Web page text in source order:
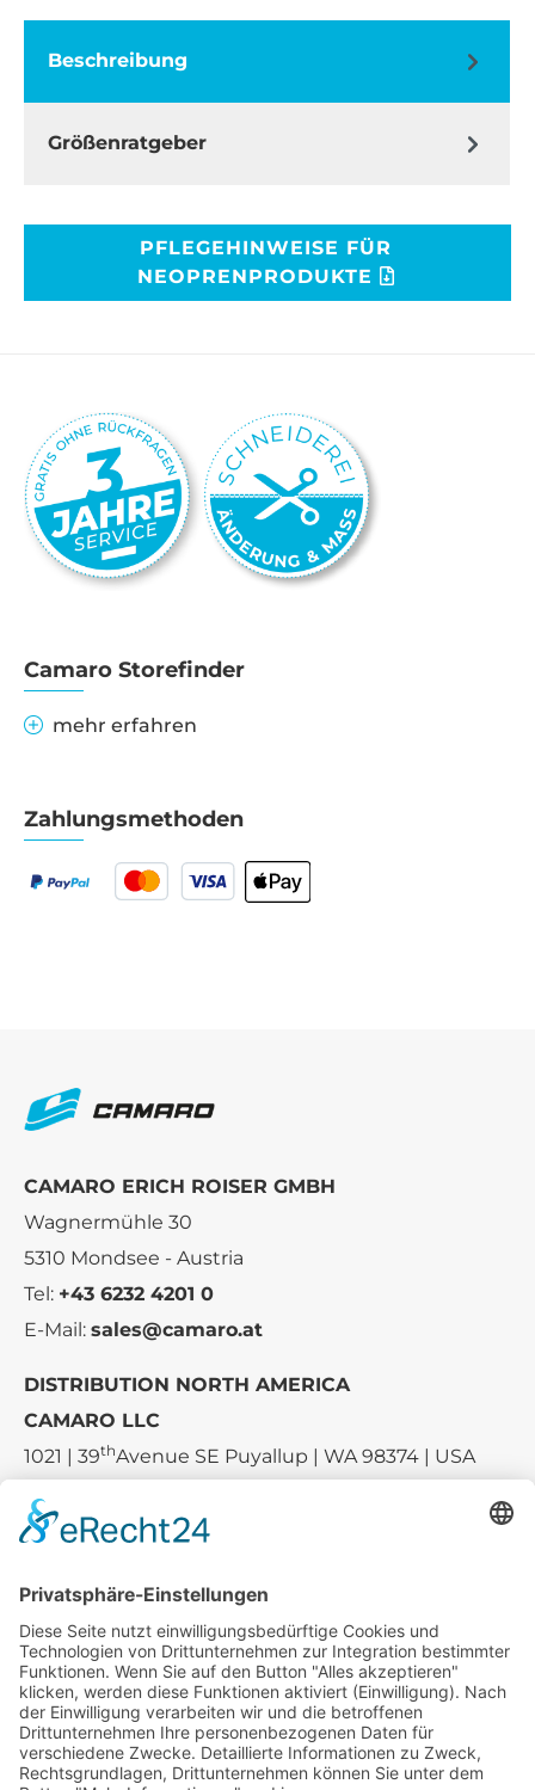
Beschreibung
Größenratgeber
PFLEGEHINWEISE FÜR
NEOPRENPRODUKTE
Camaro Storefinder
mehr erfahren
Zahlungsmethoden
CAMARO ERICH ROISER GMBH
Wagnermühle 30
5310 Mondsee - Austria
Tel: +43 6232 4201 0
E-Mail: sales@camaro.at
DISTRIBUTION NORTH AMERICA
CAMARO LLC
1021 | 39thAvenue SE Puyallup | WA 98374 | USA
Tel.:+1 253-867-57 35
Unternehmen
Service
Media